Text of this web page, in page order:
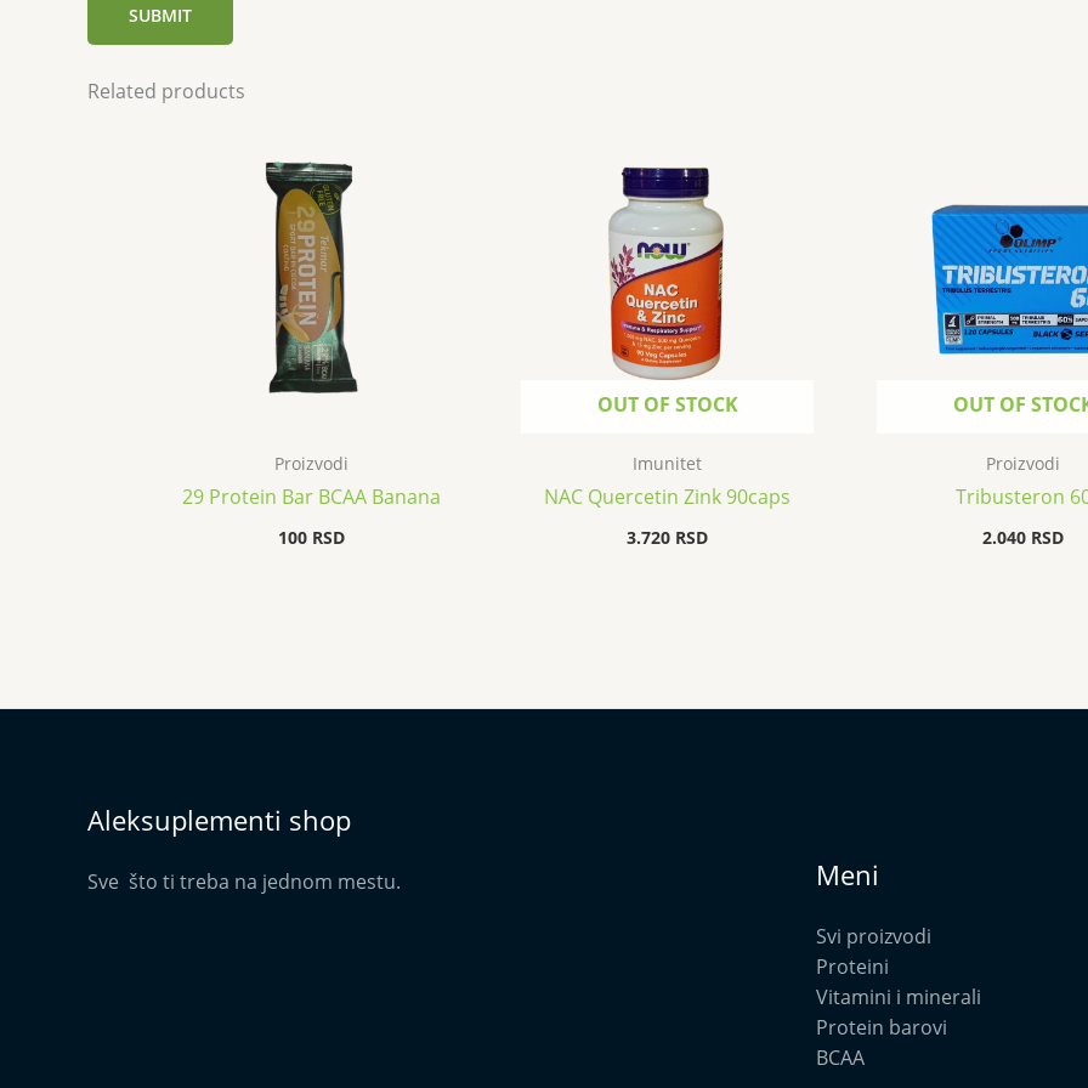
Related products
Proizvodi
29 Protein Bar BCAA Banana
100 RSD
OUT OF STOCK
Imunitet
NAC Quercetin Zink 90caps
3.720 RSD
OUT OF
Proizvodi
Tribusteron
2.040 RSD
Aleksuplementi shop
Sve što ti treba na jednom mestu. Meni
Svi proizvodi
Proteini
Vitamini i minerali
Protein barovi
BCAA